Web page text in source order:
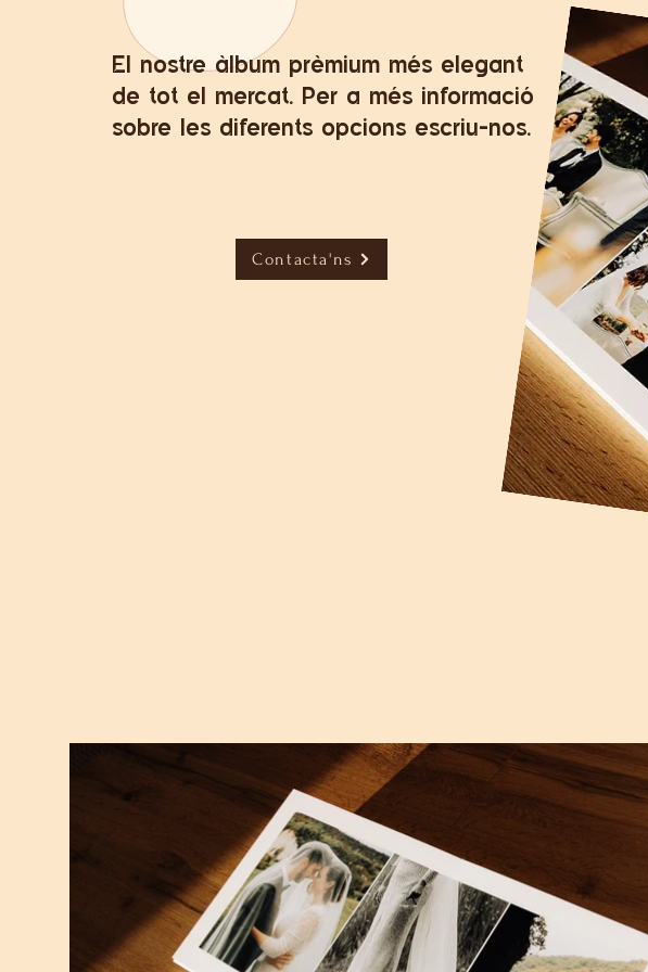
El nostre àlbum prèmium més elegant
de tot el mercat. Per a més informació
sobre les diferents opcions escriu-nos.
Contacta'ns